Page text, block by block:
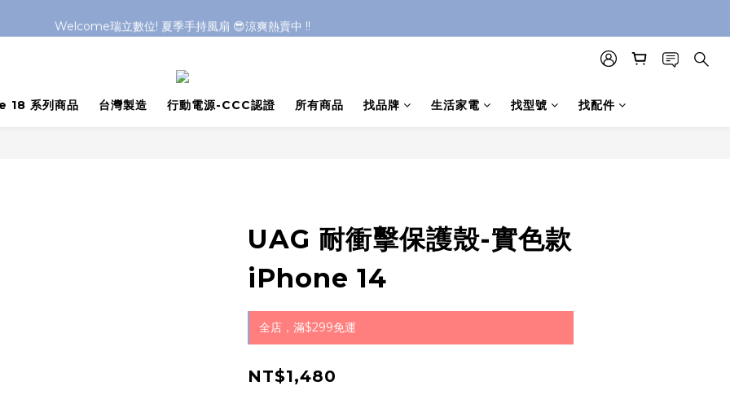
Welcome瑞立數位! 夏季手持風扇 😎涼爽熱賣中 !!
Welcome瑞立數位! 夏季手持風扇 😎涼爽熱賣中 !!
18 系列商品
台灣製造 行動電源-CCC認證 所有商品 找品牌 生活家電 找型號 找配件
UAG 耐衝擊保護殼-實色款
iPhone 14
全店，滿$299免運
NT$1,480